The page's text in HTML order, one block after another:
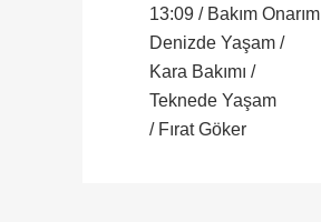
13:09 / Bakım Onarım
Denizde Yaşam /
Kara Bakımı /
Teknede Yaşam
/ Fırat Göker